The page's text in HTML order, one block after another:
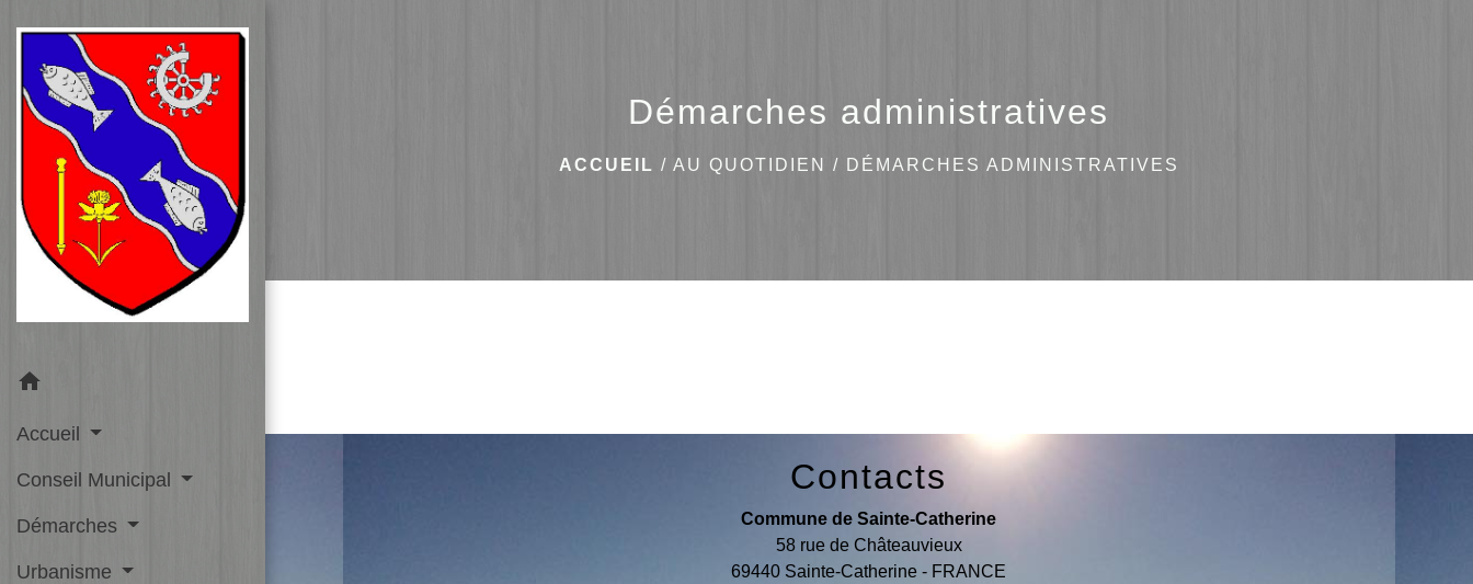
home
Accueil
Conseil Municipal
Démarches
Urbanisme
Démarches administratives
ACCUEIL / AU QUOTIDIEN / DÉMARCHES ADMINISTRATIVES
Contacts
Commune de Sainte-Catherine
58 rue de Châteauvieux
69440 Sainte-Catherine - FRANCE